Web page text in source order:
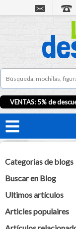
VENTAS: 5% de
Categorias de blogs
Buscar en Blog
Ultimos artículos
Articles populaires